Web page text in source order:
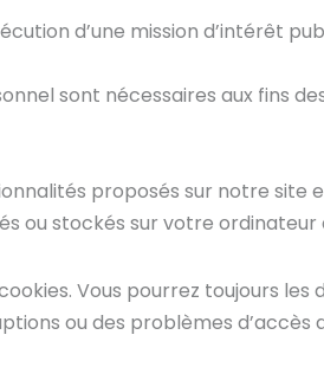
d’une mission d’intérêt
sont nécessaires aux fins
proposés sur notre site
ou stockés sur votre
Vous pourrez toujours
ou des problèmes d’accès